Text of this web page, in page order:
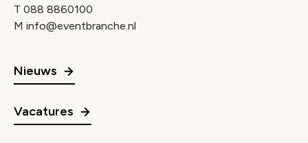
T 088 8860100
M info@eventbranche.nl
Nieuws
Vacatures